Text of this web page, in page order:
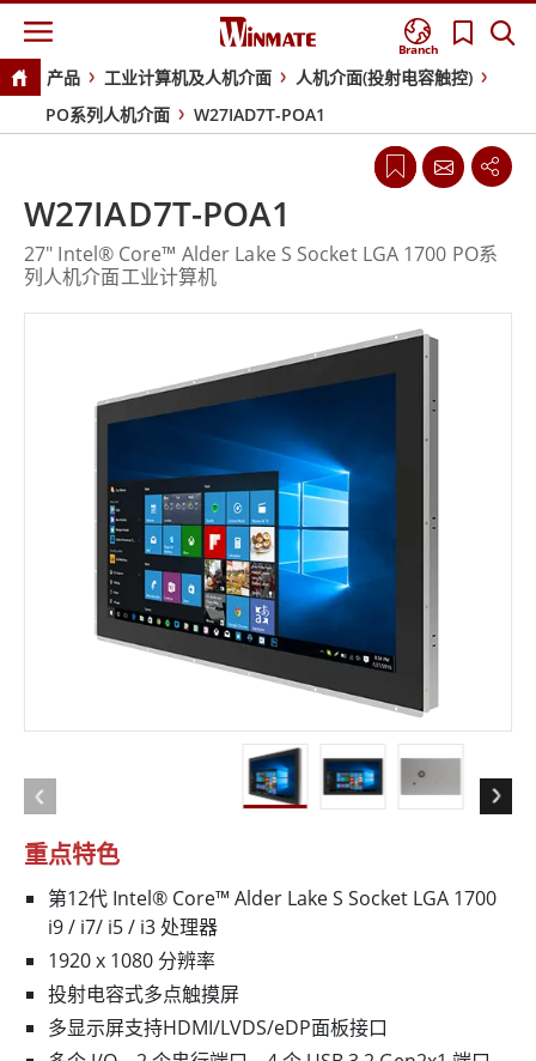
Branch
产品 工业计算机及人机介面
人机介面(投射电容触控)
PO系列人机介面
W27IAD7T-POA1
重点特色
第12代 Intel® Core™ Alder Lake S Socket LGA 1700
i9 / i7/ i5 / i3 处理器
1920 x 1080 分辨率
投射电容式多点触摸屏
多显示屏支持HDMI/LVDS/eDP面板接口
W27IAD7T-POA1
27" Intel® Core™ Alder Lake S Socket LGA 1700 PO系
列人机介面工业计算机